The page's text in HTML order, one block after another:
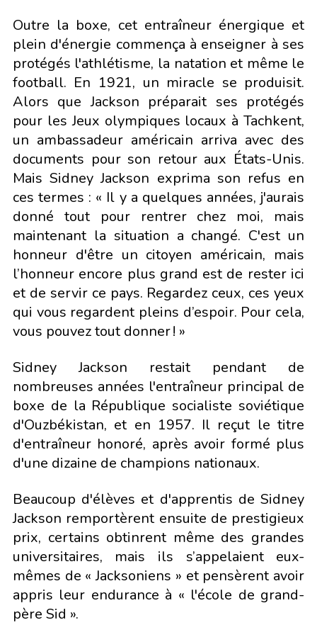
Outre la boxe, cet entraîneur énergique et
plein d'énergie commença à enseigner à ses
protégés l'athlétisme, la natation et même le
football. En 1921, un miracle se produisit.
Alors que Jackson préparait ses protégés
pour les Jeux olympiques locaux à Tachkent,
un ambassadeur américain arriva avec des
documents pour son retour aux États-Unis.
Mais Sidney Jackson exprima son refus en
ces termes : « Il y a quelques années, j'aurais
donné tout pour rentrer chez moi, mais
maintenant la situation a changé. C'est un
honneur d'être un citoyen américain, mais
l’honneur encore plus grand est de rester ici
et de servir ce pays. Regardez ceux, ces yeux
qui vous regardent pleins d’espoir. Pour cela,
vous pouvez tout donner ! »
Sidney Jackson restait pendant de
nombreuses années l'entraîneur principal de
boxe de la République socialiste soviétique
d'Ouzbékistan, et en 1957. Il reçut le titre
d'entraîneur honoré, après avoir formé plus
d'une dizaine de champions nationaux.
Beaucoup d'élèves et d'apprentis de Sidney
Jackson remportèrent ensuite de prestigieux
prix, certains obtinrent même des grandes
universitaires, mais ils s’appelaient eux-
mêmes de « Jacksoniens » et pensèrent avoir
appris leur endurance à « l'école de grand-
père Sid ».